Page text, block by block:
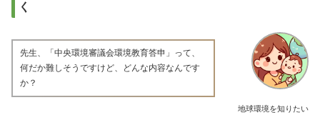
く
地球環境を知りたい
先生、「中央環境審議会環境教育答申」って、
何だか難しそうですけど、どんな内容なんです
か？